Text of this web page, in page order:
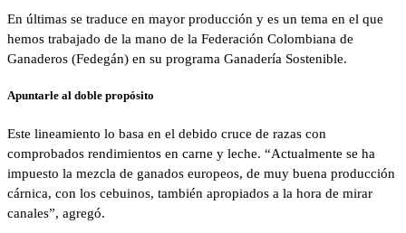
En últimas se traduce en mayor producción y es un tema en el que
hemos trabajado de la mano de la Federación Colombiana de
Ganaderos (Fedegán) en su programa Ganadería Sostenible.
Apuntarle al doble propósito
Este lineamiento lo basa en el debido cruce de razas con
comprobados rendimientos en carne y leche. “Actualmente se ha
impuesto la mezcla de ganados europeos, de muy buena producción
cárnica, con los cebuinos, también apropiados a la hora de mirar
canales”, agregó.